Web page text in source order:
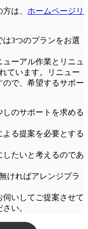
は、 ホームページリ
3つのプランをお選
ーアル作業とリニュ
ています。リニュー
で、希望するサポー
のサポートを求める
る提案を必要とする
たいと考えるのであ
ければアレンジプラ
いしてご提案させて
さい。